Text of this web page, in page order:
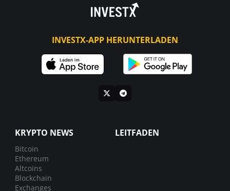
INVESTX-APP HERUNTERLADEN
KRYPTO NEWS
Bitcoin
Ethereum
Altcoins
Blockchain
Exchanges
LEITFADEN